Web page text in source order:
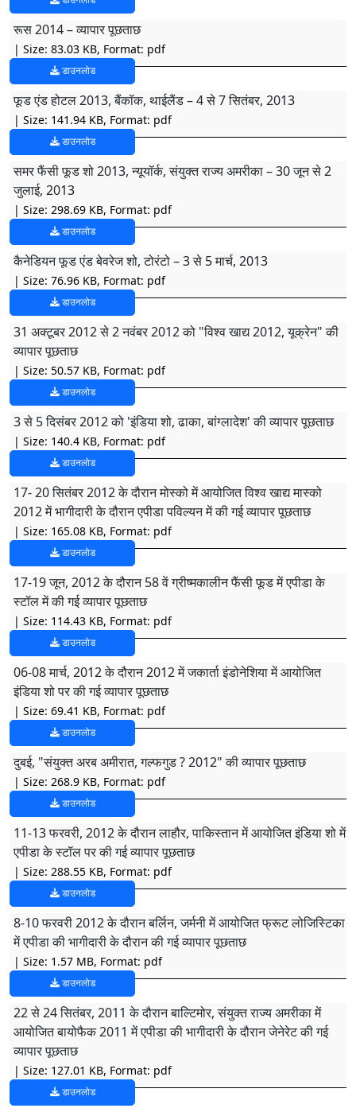
रूस 2014 – व्यापार पूछताछ
| Size: 83.03 KB, Format: pdf
डाउनलोड
फूड एंड होटल 2013, बैंकॉक, थाईलैंड – 4 से 7 सितंबर, 2013
| Size: 141.94 KB, Format: pdf
डाउनलोड
समर फैंसी फूड शो 2013, न्यूयॉर्क, संयुक्त राज्य अमरीका – 30 जून से 2
जुलाई, 2013
| Size: 298.69 KB, Format: pdf
डाउनलोड
कैनेडियन फूड एंड बेवरेज शो, टोरंटो – 3 से 5 मार्च, 2013
| Size: 76.96 KB, Format: pdf
डाउनलोड
31 अक्टूबर 2012 से 2 नवंबर 2012 को "विश्व खाद्य 2012, यूक्रेन" की
व्यापार पूछताछ
| Size: 50.57 KB, Format: pdf
डाउनलोड
3 से 5 दिसंबर 2012 को 'इंडिया शो, ढाका, बांग्लादेश' की व्यापार पूछताछ
| Size: 140.4 KB, Format: pdf
डाउनलोड
17- 20 सितंबर 2012 के दौरान मोस्को में आयोजित विश्व खाद्य मास्को
2012 में भागीदारी के दौरान एपीडा पविल्यन में की गई व्यापार पूछताछ
| Size: 165.08 KB, Format: pdf
डाउनलोड
17-19 जून, 2012 के दौरान 58 वें ग्रीष्मकालीन फैंसी फूड में एपीडा के
स्टॉल में की गई व्यापार पूछताछ
| Size: 114.43 KB, Format: pdf
डाउनलोड
06-08 मार्च, 2012 के दौरान 2012 में जकार्ता इंडोनेशिया में आयोजित
इंडिया शो पर की गई व्यापार पूछताछ
| Size: 69.41 KB, Format: pdf
डाउनलोड
दुबई, "संयुक्त अरब अमीरात, गल्फगुड ? 2012" की व्यापार पूछताछ
| Size: 268.9 KB, Format: pdf
डाउनलोड
11-13 फरवरी, 2012 के दौरान लाहौर, पाकिस्तान में आयोजित इंडिया शो में
एपीडा के स्टॉल पर की गई व्यापार पूछताछ
| Size: 288.55 KB, Format: pdf
डाउनलोड
8-10 फरवरी 2012 के दौरान बर्लिन, जर्मनी में आयोजित फ्रूट लोजिस्टिका
में एपीडा की भागीदारी के दौरान की गई व्यापार पूछताछ
| Size: 1.57 MB, Format: pdf
डाउनलोड
22 से 24 सितंबर, 2011 के दौरान बाल्टिमोर, संयुक्त राज्य अमरीका में
आयोजित बायोफैक 2011 में एपीडा की भागीदारी के दौरान जेनेरेट की गई
व्यापार पूछताछ
| Size: 127.01 KB, Format: pdf
डाउनलोड